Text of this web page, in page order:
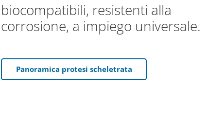
biocompatibili, resistenti alla
corrosione, a impiego universale.
Panoramica protesi scheletrata